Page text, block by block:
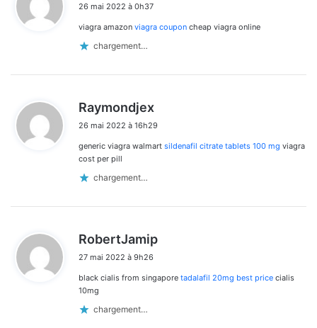
26 mai 2022 à 0h37
viagra amazon viagra coupon cheap viagra online
chargement…
Raymondjex
t
26 mai 2022 à 16h29
generic viagra walmart sildenafil citrate tablets 100 mg viagra
cost per pill
chargement…
RobertJamip
27 mai 2022 à 9h26
black cialis from singapore tadalafil 20mg best price cialis
10mg
chargement…